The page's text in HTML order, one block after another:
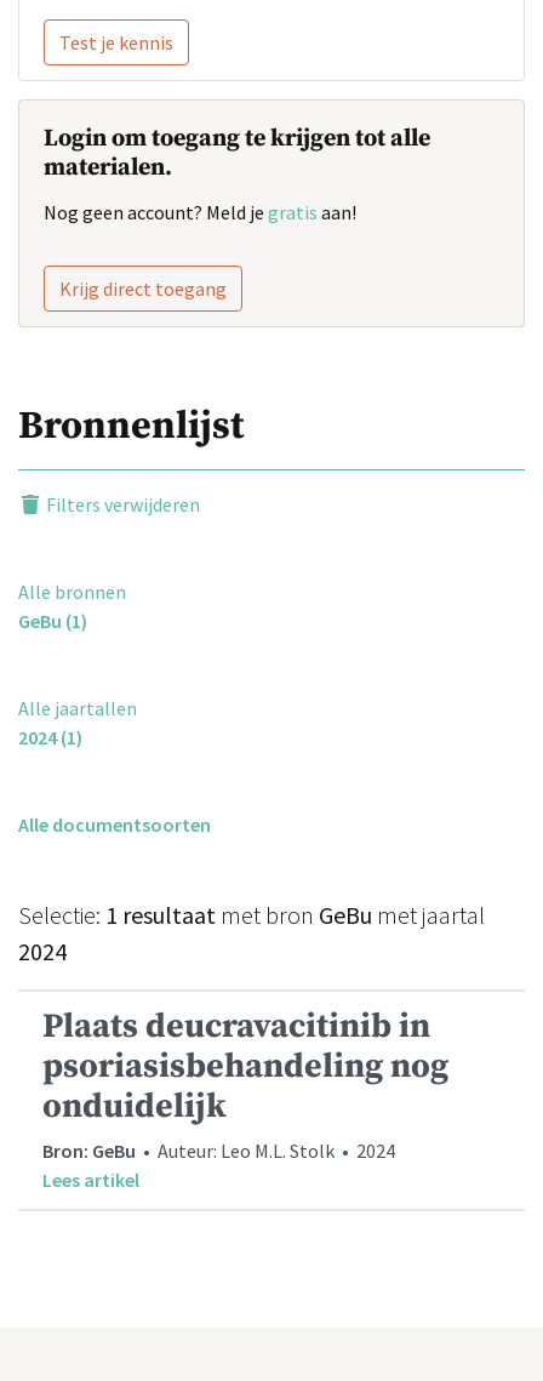
Test je kennis
Login om toegang te krijgen tot alle
materialen.
Nog geen account? Meld je gratis aan!
Krijg direct toegang
Bronnenlijst
Filters verwijderen
Alle bronnen
GeBu (1)
Alle jaartallen
2024 (1)
Alle documentsoorten
Selectie: 1 resultaat met bron GeBu met jaartal
2024
Plaats deucravacitinib in
psoriasisbehandeling nog
onduidelijk
Bron: GeBu • Auteur: Leo M.L. Stolk • 2024
Lees artikel